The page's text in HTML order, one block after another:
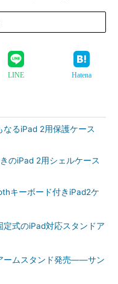
LINE Hatena
るiPad 2用保護ケース
のiPad 2用シェルケース
キーボード付きiPad2ケ
式のiPad対応スタンドア
ームスタンド発売――サン